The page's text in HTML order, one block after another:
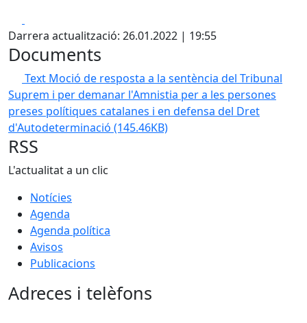
Darrera actualització: 26.01.2022 | 19:55
Documents
Text Moció de resposta a la sentència del Tribunal
Suprem i per demanar l'Amnistia per a les persones
preses polítiques catalanes i en defensa del Dret
d'Autodeterminació (145.46KB)
RSS
L'actualitat a un clic
Notícies
Agenda
Agenda política
Avisos
Publicacions
Adreces i telèfons